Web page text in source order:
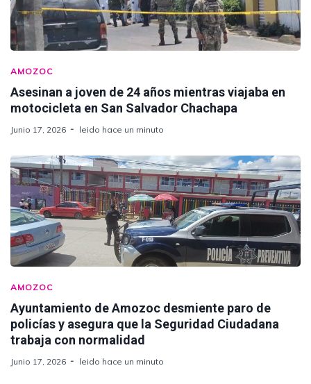
AMOZOC
Asesinan a joven de 24 años mientras viajaba en
motocicleta en San Salvador Chachapa
Junio 17, 2026 leido hace un minuto
AMOZOC
Ayuntamiento de Amozoc desmiente paro de
policías y asegura que la Seguridad Ciudadana
trabaja con normalidad
Junio 17, 2026 leido hace un minuto